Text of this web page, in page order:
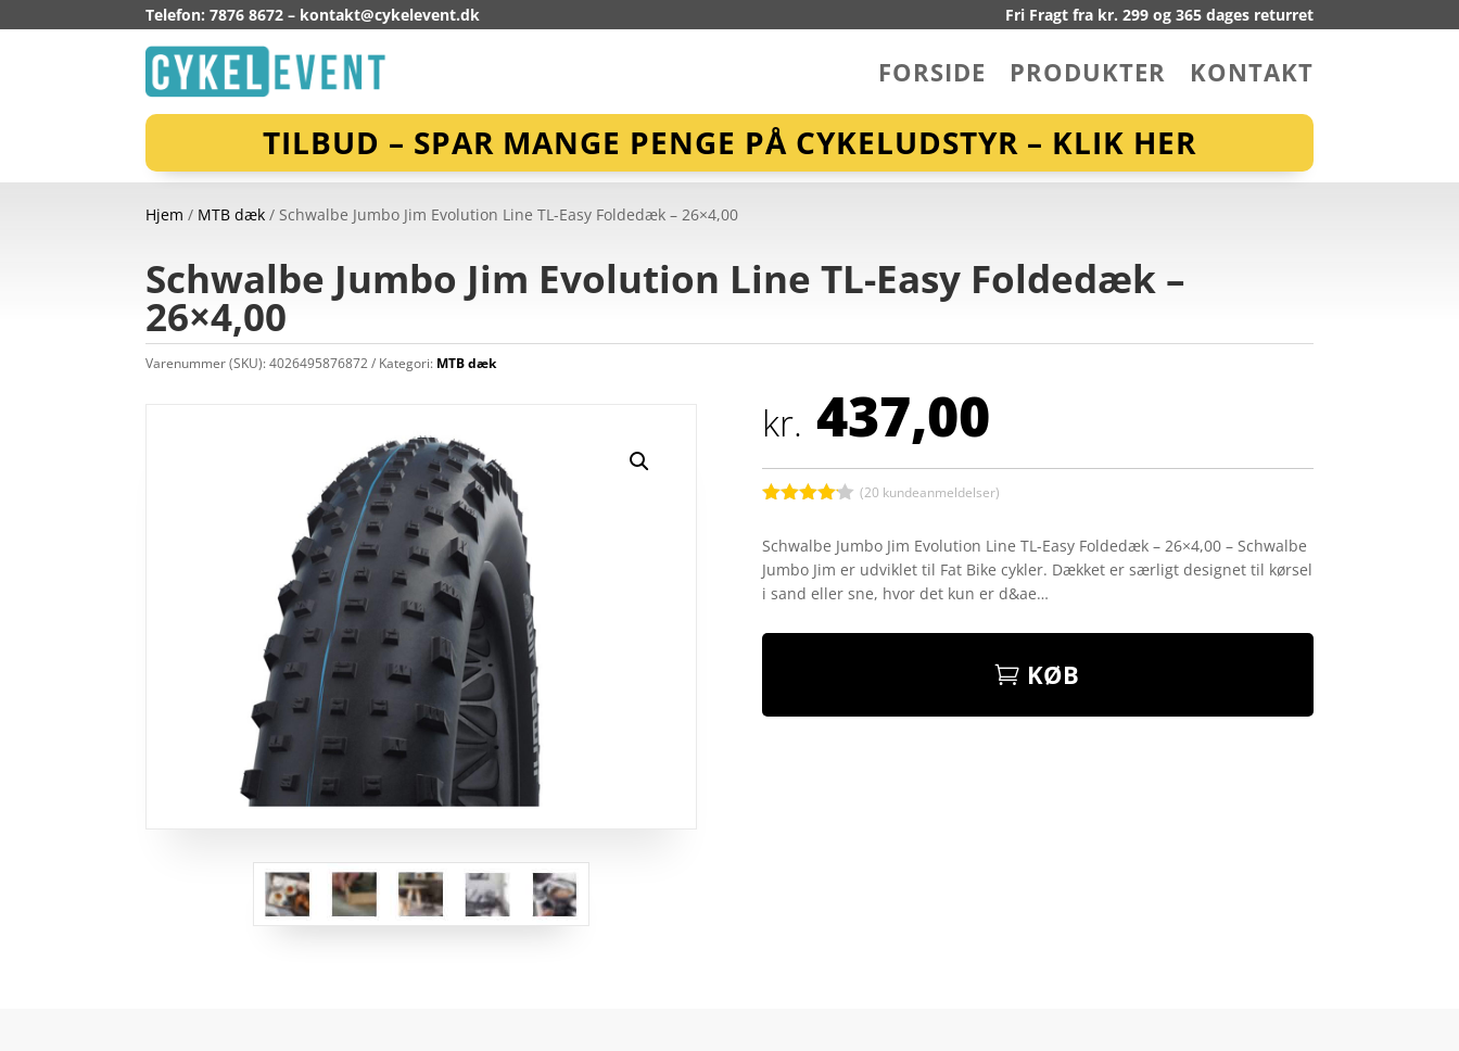
Telefon: 7876 8672 – kontakt@cykelevent.dk Fri Fragt fra kr. 299 og 365 dages returret
FORSIDE PRODUKTER KONTAKT
TILBUD – SPAR MANGE PENGE PÅ CYKELUDSTYR – KLIK HER
Hjem / MTB dæk / Schwalbe Jumbo Jim Evolution Line TL-Easy Foldedæk – 26×4,00
Schwalbe Jumbo Jim Evolution Line TL-Easy Foldedæk –
26×4,00
Varenummer (SKU):4026495876872 Kategori: MTB dæk
kr. 437,00
ud af 5
baseret
på
kundebedø
(20 kundeanmeldelser)
Schwalbe Jumbo Jim Evolution Line TL-Easy Foldedæk – 26×4,00 – Schwalbe
Jumbo Jim er udviklet til Fat Bike cykler. Dækket er særligt designet til kørsel
i sand eller sne, hvor det kun er d&ae…
KØB